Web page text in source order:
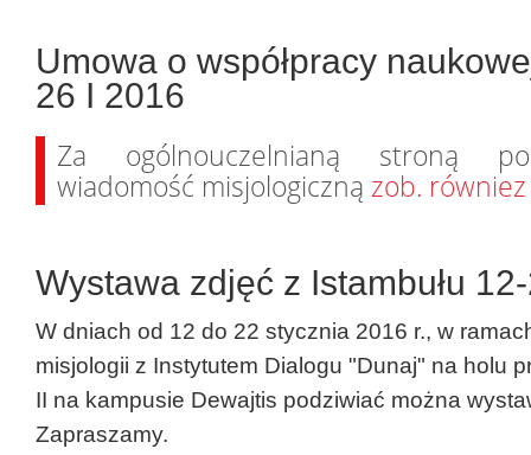
Umowa o współpracy
26 I 2016
Za ogólnouczelnianą stroną
wiadomość misjologiczną zob.
Wystawa zdjęć z Istambułu
W dniach od 12 do 22 stycznia 2016 r., w
misjologii z Instytutem Dialogu "Dunaj" na holu
II na kampusie Dewajtis podziwiać można
Zapraszamy.